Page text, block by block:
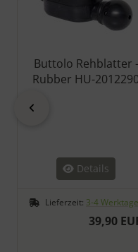
Buttolo Rehblatter -
Rubber HU-2012290
Details
Lieferzeit: 3-4 Werktage
39,90